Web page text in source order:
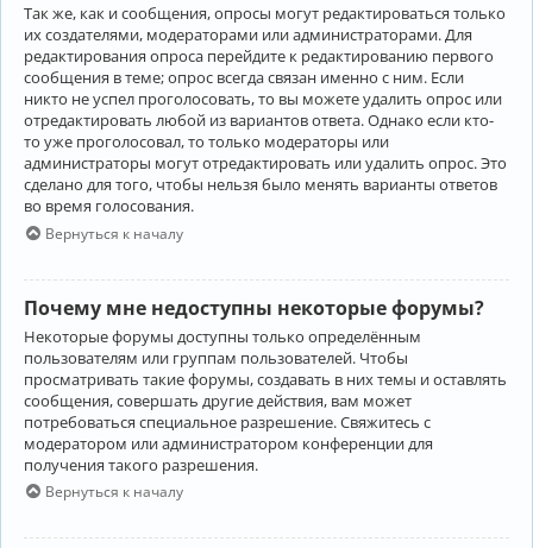
Так же, как и сообщения, опросы могут редактироваться только
их создателями, модераторами или администраторами. Для
редактирования опроса перейдите к редактированию первого
сообщения в теме; опрос всегда связан именно с ним. Если
никто не успел проголосовать, то вы можете удалить опрос или
отредактировать любой из вариантов ответа. Однако если кто-
то уже проголосовал, то только модераторы или
администраторы могут отредактировать или удалить опрос. Это
сделано для того, чтобы нельзя было менять варианты ответов
во время голосования.
Вернуться к началу
Почему мне недоступны некоторые форумы?
Некоторые форумы доступны только определённым
пользователям или группам пользователей. Чтобы
просматривать такие форумы, создавать в них темы и оставлять
сообщения, совершать другие действия, вам может
потребоваться специальное разрешение. Свяжитесь с
модератором или администратором конференции для
получения такого разрешения.
Вернуться к началу